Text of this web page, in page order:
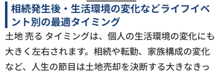
相続発生後・生活環境の変化などライフイベ
ント別の最適タイミング
土地 売る タイミングは、個人の生活環境の変化にも
大きく左右されます。相続や転勤、家族構成の変化
など、人生の節目は土地売却を決断する大きなきっ